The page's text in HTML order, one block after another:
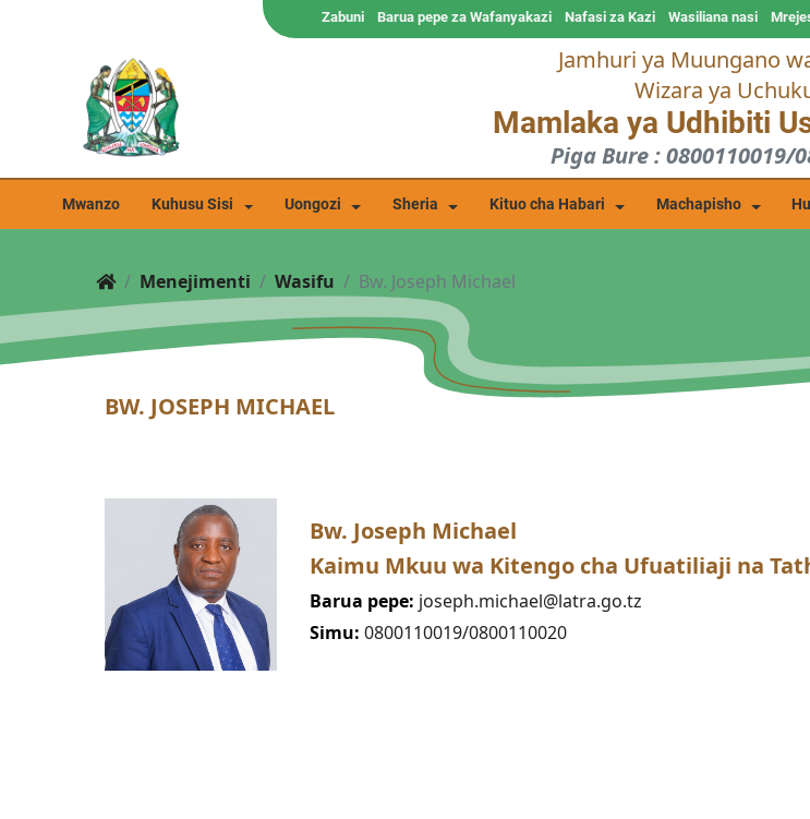
Wasiliana nasi
Nafasi za Kazi
Barua pepe za Wafanyakazi
Zabuni
Jamhuri ya Muungano
Wizara ya
Mamlaka ya Udhibiti
Piga Bure : 0800110019/
Mwanzo Kuhusu Sisi Uongozi Sheria Kituo cha Habari Machapisho
Menejimenti Wasifu Bw. Joseph Michael
BW. JOSEPH MICHAEL
Bw. Joseph Michael
Kaimu Mkuu wa Kitengo cha Ufuatiliaji na
Barua pepe: joseph.michael@latra.go.tz
Simu: 0800110019/0800110020